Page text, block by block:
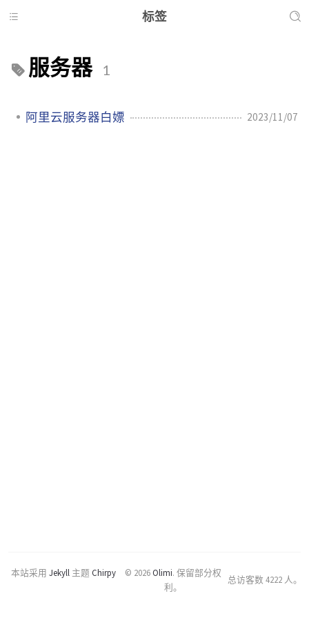
标签
服务器 1
阿里云服务器白嫖 2023/11/07
本站采用 Jekyll 主题 Chirpy © 2026Olimi. 保留部分权
利。
总访客数 4222 人。